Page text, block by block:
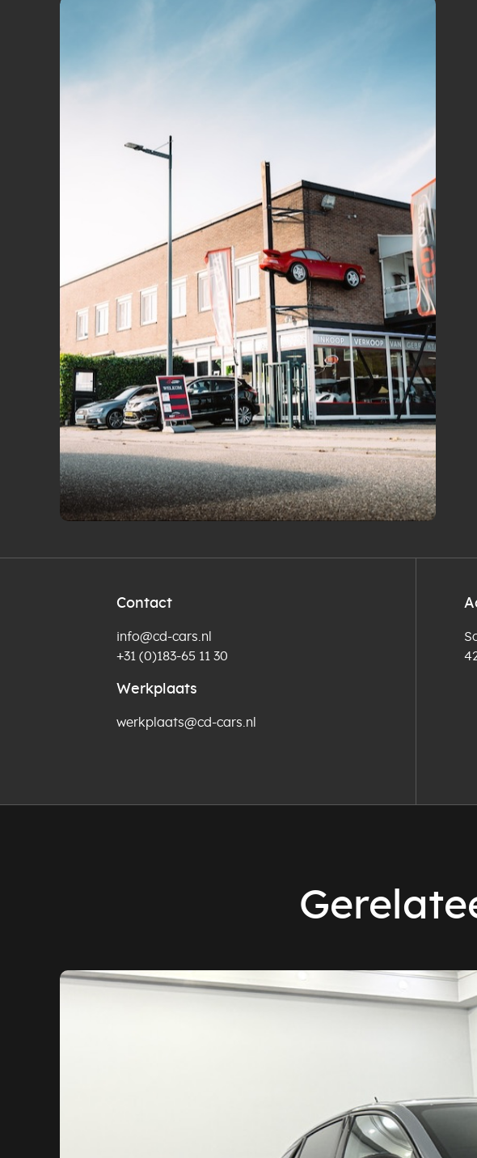
Contact
info@cd-cars.nl
+31 (0)183-65 11 30
Werkplaats
werkplaats@cd-cars.nl